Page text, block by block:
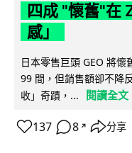
四成 "懷舊"在
感」
日本零售巨頭 GEO 將
99 間，但銷售額卻不降
收」奇蹟，...
閱讀全文
137 8 ↗ 分享